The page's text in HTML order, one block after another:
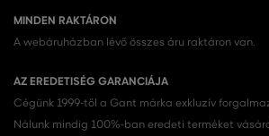
MINDEN RAKTÁRON
A webáruházban lévő összes áru raktáron van.
AZ EREDETISÉG GARANCIÁJA
Cégünk 1999-től a Gant márka exkluzív
Nálunk mindig 100%-ban eredeti terméket